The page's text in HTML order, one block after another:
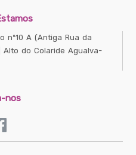
nº10 A (Antiga Rua da
Alto do Colaride Agualva-
nos